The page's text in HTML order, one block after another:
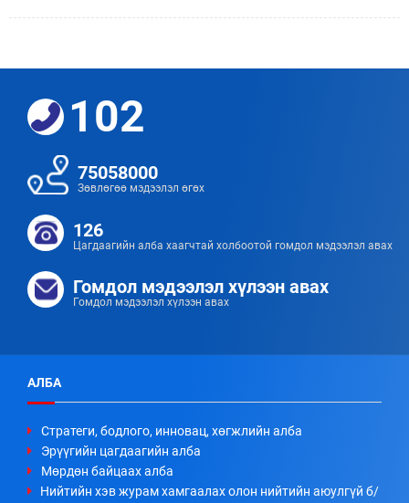
102
75058000
Зөвлөгөө мэдээлэл өгөх
126
Цагдаагийн алба хаагчтай холбоотой гомдол мэдээлэл авах
Гомдол мэдээлэл хүлээн авах
Гомдол мэдээлэл хүлээн авах
АЛБА
Стратеги, бодлого, инновац, хөгжлийн алба
Эрүүгийн цагдаагийн алба
Мөрдөн байцаах алба
Нийтийн хэв журам хамгаалах олон нийтийн аюулгүй б/